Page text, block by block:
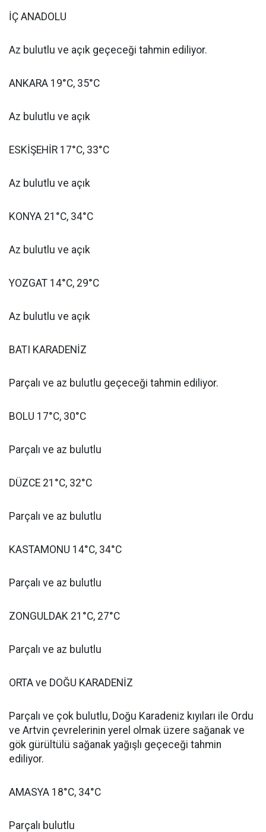
İÇ ANADOLU
Az bulutlu ve açık geçeceği tahmin ediliyor.
ANKARA 19°C, 35°C
Az bulutlu ve açık
ESKİŞEHİR 17°C, 33°C
Az bulutlu ve açık
KONYA 21°C, 34°C
Az bulutlu ve açık
YOZGAT 14°C, 29°C
Az bulutlu ve açık
BATI KARADENİZ
Parçalı ve az bulutlu geçeceği tahmin ediliyor.
BOLU 17°C, 30°C
Parçalı ve az bulutlu
DÜZCE 21°C, 32°C
Parçalı ve az bulutlu
KASTAMONU 14°C, 34°C
Parçalı ve az bulutlu
ZONGULDAK 21°C, 27°C
Parçalı ve az bulutlu
ORTA ve DOĞU KARADENİZ
Parçalı ve çok bulutlu, Doğu Karadeniz kıyıları ile Ordu
ve Artvin çevrelerinin yerel olmak üzere sağanak ve
gök gürültülü sağanak yağışlı geçeceği tahmin
ediliyor.
AMASYA 18°C, 34°C
Parçalı bulutlu